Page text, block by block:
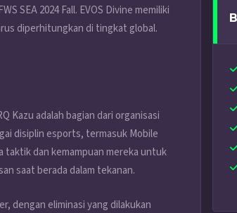
SEA 2024 Fall. EVOS Divine memiliki
diperhitungkan di tingkat global.
Kazu adalah bagian dari organisasi
disiplin esports, termasuk Mobile
taktik dan kemampuan mereka untuk
saat berada dalam tekanan.
dengan eliminasi yang dilakukan